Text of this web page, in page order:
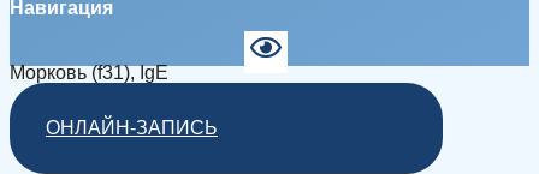
Навигация
Морковь (f31), IgE
ОНЛАЙН-ЗАПИСЬ